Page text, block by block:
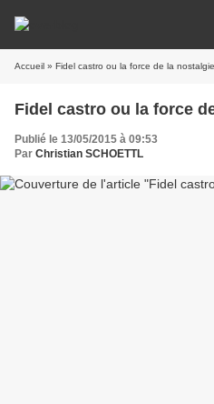
Accueil » Fidel castro ou la force de la nostalgie
Fidel castro ou la force
Publié le 13/05/2015 à 09:53
Par Christian SCHOETTL